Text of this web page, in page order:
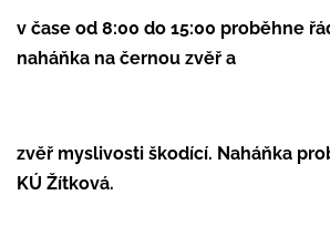
v čase od 8:00 do 15:00 proběhne
naháňka na černou zvěř a
zvěř myslivosti škodící. Naháňka
KÚ Žítková.